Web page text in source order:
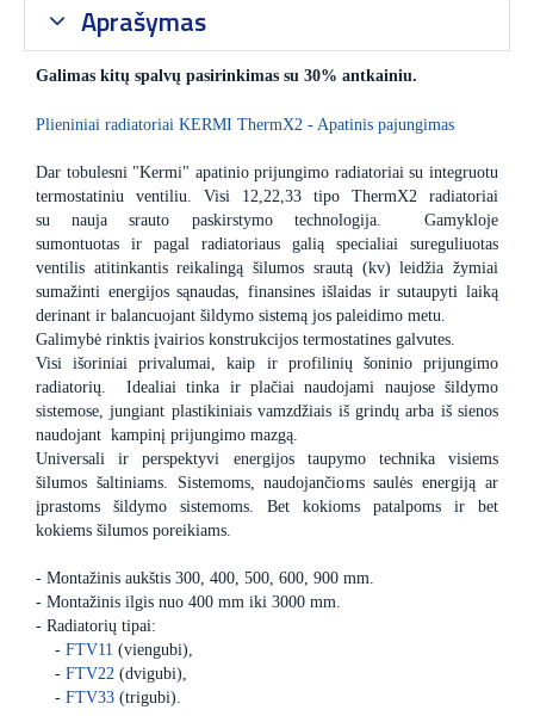
Aprašymas
Galimas kitų spalvų pasirinkimas su 30% antkainiu.
Plieniniai radiatoriai KERMI ThermX2 - Apatinis pajungimas
Dar tobulesni "Kermi" apatinio prijungimo radiatoriai su integruotu
termostatiniu ventiliu. Visi 12,22,33 tipo ThermX2 radiatoriai
su nauja srauto paskirstymo technologija. Gamykloje
sumontuotas ir pagal radiatoriaus galią specialiai sureguliuotas
ventilis atitinkantis reikalingą šilumos srautą (kv) leidžia žymiai
sumažinti energijos sąnaudas, finansines išlaidas ir sutaupyti laiką
derinant ir balancuojant šildymo sistemą jos paleidimo metu.
Galimybė rinktis įvairios konstrukcijos termostatines galvutes.
Visi išoriniai privalumai, kaip ir profilinių šoninio prijungimo
radiatorių. Idealiai tinka ir plačiai naudojami naujose šildymo
sistemose, jungiant plastikiniais vamzdžiais iš grindų arba iš sienos
naudojant kampinį prijungimo mazgą.
Universali ir perspektyvi energijos taupymo technika visiems
šilumos šaltiniams. Sistemoms, naudojančioms saulės energiją ar
įprastoms šildymo sistemoms. Bet kokioms patalpoms ir bet
kokiems šilumos poreikiams.
- Montažinis aukštis 300, 400, 500, 600, 900 mm.
- Montažinis ilgis nuo 400 mm iki 3000 mm.
- Radiatorių tipai:
- FTV11 (viengubi),
- FTV22 (dvigubi),
- FTV33 (trigubi).